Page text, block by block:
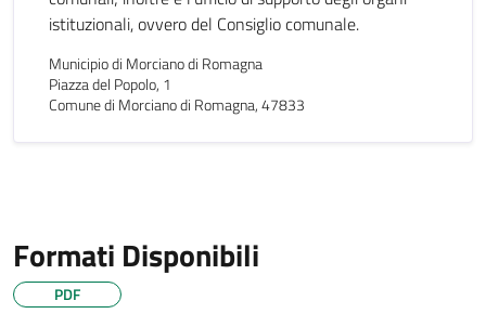
istituzionali, ovvero del Consiglio comunale.
Municipio di Morciano di Romagna
Piazza del Popolo, 1
Comune di Morciano di Romagna, 47833
Formati Disponibili
PDF